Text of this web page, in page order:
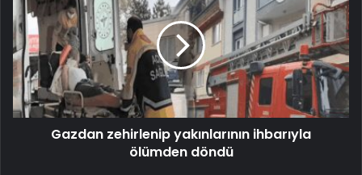
Gazdan zehirlenip yakınlarının ihbarıyla
ölümden döndü